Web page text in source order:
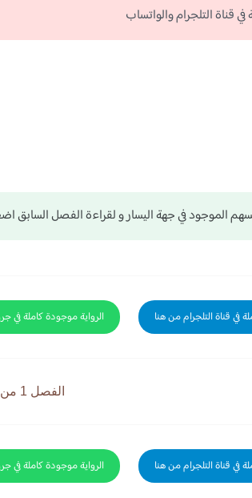
قناة التلجرام والواتساب
الموجود في جهة اليسار و لقراءة الفصل السابق
في قناة التلجرام من هنا الرواية موجودة كاملة في
الفصل 1 من 25
في قناة التلجرام من هنا الرواية موجودة كاملة في